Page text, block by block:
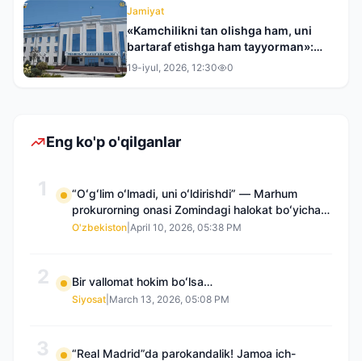
Jamiyat
«Kamchilikni tan olishga ham, uni
bartaraf etishga ham tayyorman»:
Toshkent tumani hokimi bilan bir
19-iyul, 2026, 12:30 0
Eng ko'p o'qilganlar
1
“Oʻgʻlim oʻlmadi, uni oʻldirishdi” — Marhum
prokurorning onasi Zomindagi halokat boʻyicha
qayta tergov talab qilmoqda
O'zbekiston April 10, 2026, 05:38 PM
2 Bir vallomat hokim boʻlsa…
Siyosat March 13, 2026, 05:08 PM
3
“Real Madrid”da parokandalik! Jamoa ich-